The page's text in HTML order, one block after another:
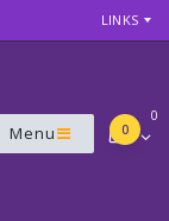
LINKS
Menu
0
0